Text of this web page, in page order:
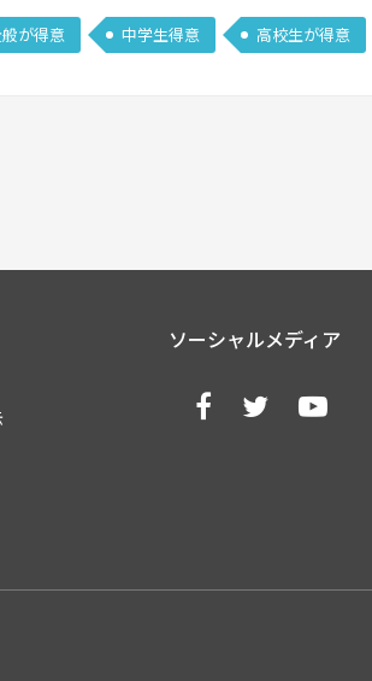
が得意 中学生得意 高校生が得意
ソーシャルメディア